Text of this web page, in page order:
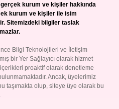
kurum ve kişiler hakkında
kurum ve kişiler ile isim
Sitemizdeki bilgiler taslak
Bilgi Teknolojileri ve İletişim
bir Yer Sağlayıcı olarak hizmet
proaktif olarak denetleme
Ancak, üyelerimiz
taşımakta olup, siteye üye olarak bu